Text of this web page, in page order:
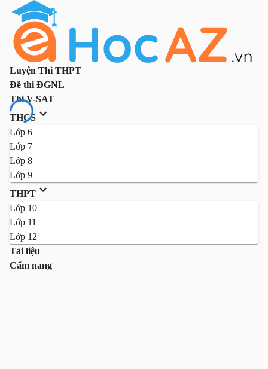
Luyện Thi THPT
Đề thi ĐGNL
Thi V-SAT
THCS
Lớp 6
Lớp 7
Lớp 8
Lớp 9
THPT
Lớp 10
Lớp 11
Lớp 12
Tài liệu
Cẩm nang